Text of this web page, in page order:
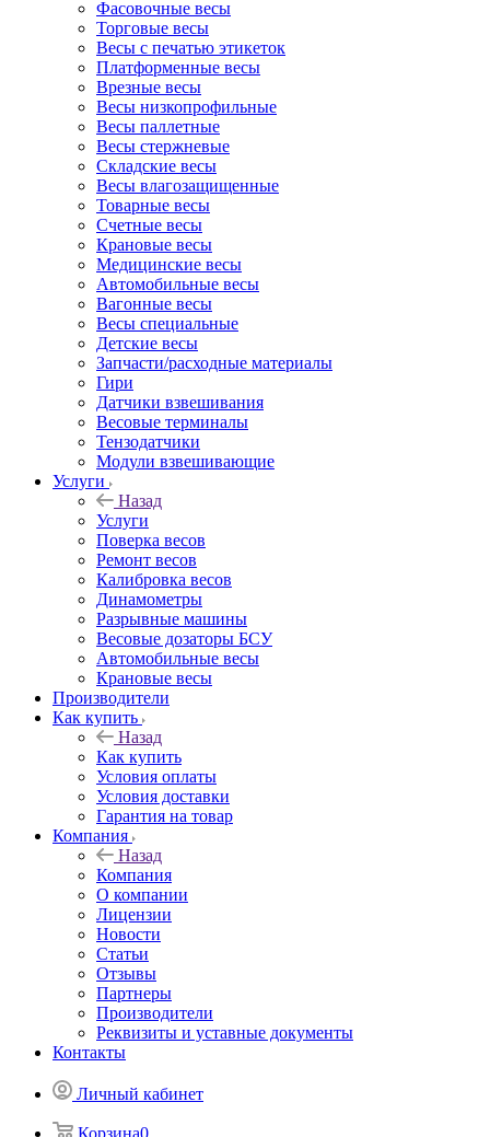
Фасовочные весы
Торговые весы
Весы с печатью этикеток
Платформенные весы
Врезные весы
Весы низкопрофильные
Весы паллетные
Весы стержневые
Складские весы
Весы влагозащищенные
Товарные весы
Счетные весы
Крановые весы
Медицинские весы
Автомобильные весы
Вагонные весы
Весы специальные
Детские весы
Запчасти/расходные материалы
Гири
Датчики взвешивания
Весовые терминалы
Тензодатчики
Модули взвешивающие
Услуги
Назад
Услуги
Поверка весов
Ремонт весов
Калибровка весов
Динамометры
Разрывные машины
Весовые дозаторы БСУ
Автомобильные весы
Крановые весы
Производители
Как купить
Назад
Как купить
Условия оплаты
Условия доставки
Гарантия на товар
Компания
Назад
Компания
О компании
Лицензии
Новости
Статьи
Отзывы
Партнеры
Производители
Реквизиты и уставные документы
Контакты
Личный кабинет
Корзина0